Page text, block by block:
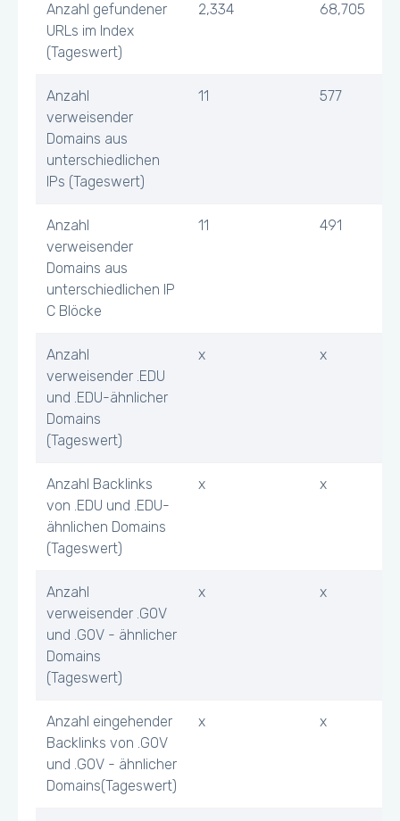
Anzahl gefundener
URLs im Index
(Tageswert)
2,334 68,705
Anzahl
verweisender
Domains aus
unterschiedlichen
IPs (Tageswert)
11 577
Anzahl
verweisender
Domains aus
unterschiedlichen IP
C Blöcke
11 491
Anzahl
verweisender .EDU
und .EDU-ähnlicher
Domains
(Tageswert)
x x
Anzahl Backlinks
von .EDU und .EDU-
ähnlichen Domains
(Tageswert)
x x
Anzahl
verweisender .GOV
und .GOV - ähnlicher
Domains
(Tageswert)
x x
Anzahl eingehender
Backlinks von .GOV
und .GOV - ähnlicher
Domains(Tageswert)
x x